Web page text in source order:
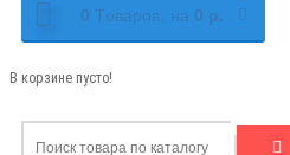
0 Tоваров, на 0 р.
В корзине пусто!